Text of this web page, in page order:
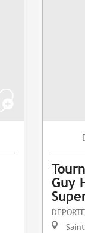
Guy